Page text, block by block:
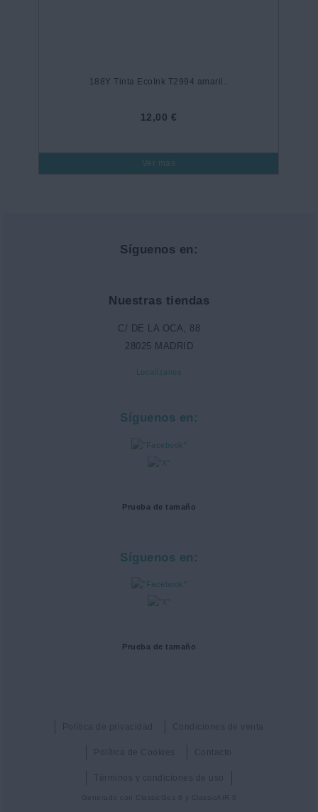
188Y Tinta EcoInk T2994 amaril..
12,00 €
Ver más
Síguenos en:
Nuestras tiendas
C/ DE LA OCA, 88
28025 MADRID
Localízanos
Síguenos en:
Prueba de tamaño
Síguenos en:
Prueba de tamaño
Política de privacidad Condiciones de venta
Política de Cookies Contacto
Términos y condiciones de uso